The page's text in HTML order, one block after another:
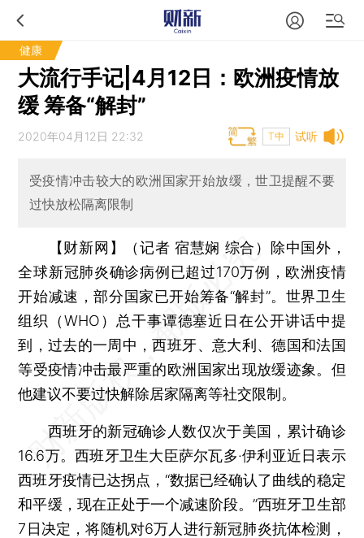
健康
大流行手记|4月12日：欧洲疫情放
缓 筹备“解封”
试听
2020年04月12日 22:32 T中
受疫情冲击较大的欧洲国家开始放缓，世卫提醒不要
过快放松隔离限制
【财新网】（记者 宿慧娴 综合） 除中国外，
全球新冠肺炎确诊病例已超过170万例，欧洲疫情
开始减速，部分国家已开始筹备“解封”。世界卫生
组织（WHO）总干事谭德塞近日在公开讲话中提
到，过去的一周中，西班牙、意大利、德国和法国
等受疫情冲击最严重的欧洲国家出现放缓迹象。但
他建议不要过快解除居家隔离等社交限制。
西班牙的新冠确诊人数仅次于美国，累计确诊
16.6万。西班牙卫生大臣萨尔瓦多·伊利亚近日表示
西班牙疫情已达拐点，“数据已经确认了曲线的稳定
和平缓，现在正处于一个减速阶段。”西班牙卫生部
7日决定，将随机对6万人进行新冠肺炎抗体检测，